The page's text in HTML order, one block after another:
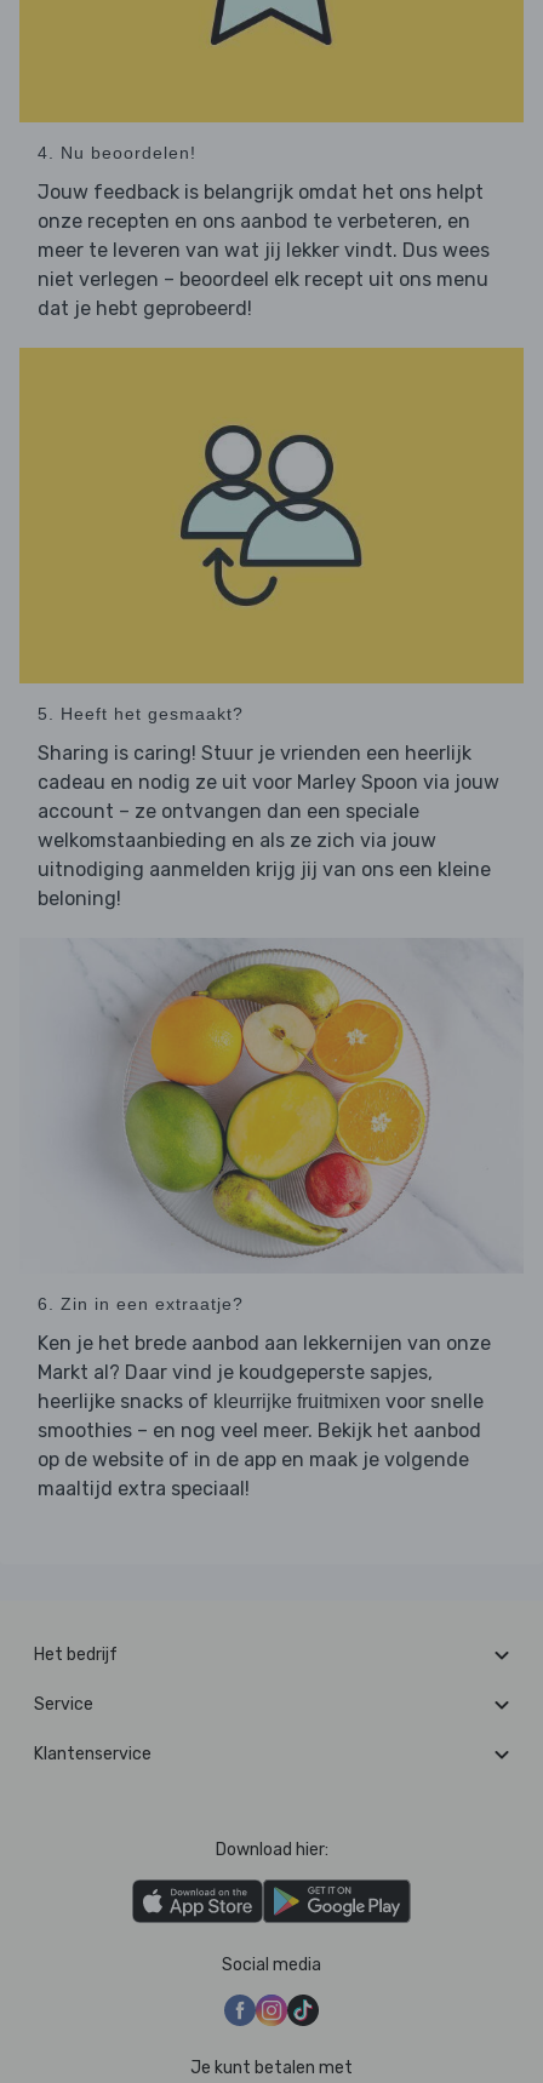
4. Nu beoordelen!
Jouw feedback is belangrijk omdat het ons helpt
onze recepten en ons aanbod te verbeteren, en
meer te leveren van wat jij lekker vindt. Dus wees
niet verlegen – beoordeel elk recept uit ons menu
dat je hebt geprobeerd!
5. Heeft het gesmaakt?
Sharing is caring! Stuur je vrienden een heerlijk
cadeau en nodig ze uit voor Marley Spoon via jouw
account – ze ontvangen dan een speciale
welkomstaanbieding en als ze zich via jouw
uitnodiging aanmelden krijg jij van ons een kleine
beloning!
6. Zin in een extraatje?
Ken je het brede aanbod aan lekkernijen van onze
Markt al? Daar vind je koudgeperste sapjes,
heerlijke snacks of kleurrijke fruitmixen voor snelle
smoothies – en nog veel meer. Bekijk het aanbod
op de website of in de app en maak je volgende
maaltijd extra speciaal!
Het bedrijf
Service
Klantenservice
Download hier:
Social media
Je kunt betalen met